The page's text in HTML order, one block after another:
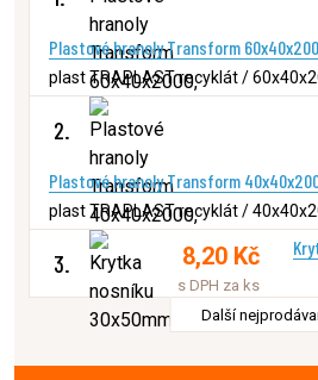
Plastové hranoly Transform
plast TRAPLAST recyklát /
2.
Plastové hranoly Transform
plast TRAPLAST recyklát /
3. 8,20 Kč
s DPH za ks
Další